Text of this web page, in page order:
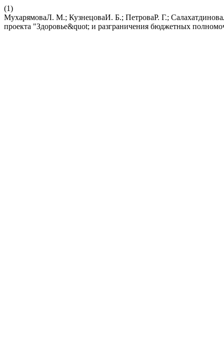
(1)
МухарямоваЛ. М.; КузнецоваИ. Б.; ПетроваР. Г.;
проекта "Здоровье&quot; и разграничения бюджетных